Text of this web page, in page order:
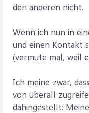
den anderen nicht.
Wenn ich nun in
und einen Kontakt
(vermute mal, weil
Ich meine zwar,
von überall
dahingestellt: